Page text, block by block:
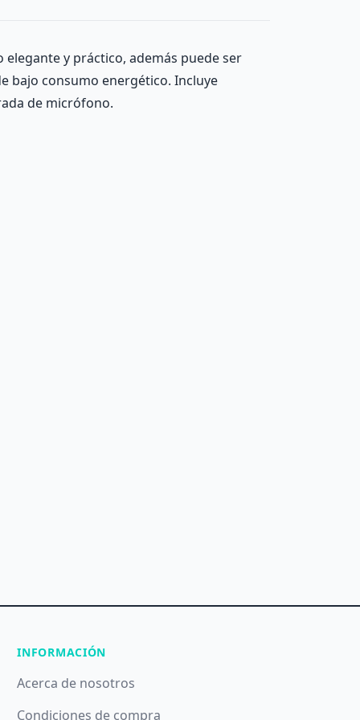
elegante y práctico, además puede ser
bajo consumo energético. Incluye
de micrófono.
INFORMACIÓN
Acerca de nosotros
Condiciones de compra